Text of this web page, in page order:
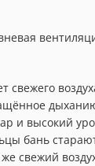
свежего
и высокий
бань
свежий